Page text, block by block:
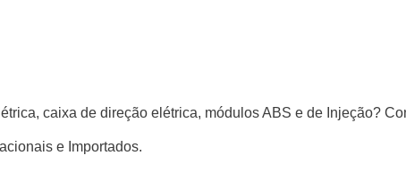
caixa de direção elétrica, módulos ABS e de Injeção?
e Importados.